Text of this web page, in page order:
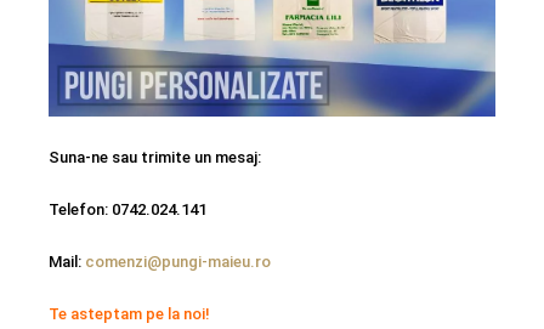
Suna-ne sau trimite un mesaj:
Telefon: 0742.024.141
Mail: comenzi@pungi-maieu.ro
Te asteptam pe la noi!